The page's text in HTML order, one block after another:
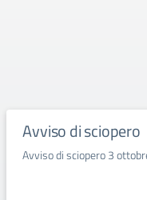
Avviso di sciopero
Avviso di sciopero 3